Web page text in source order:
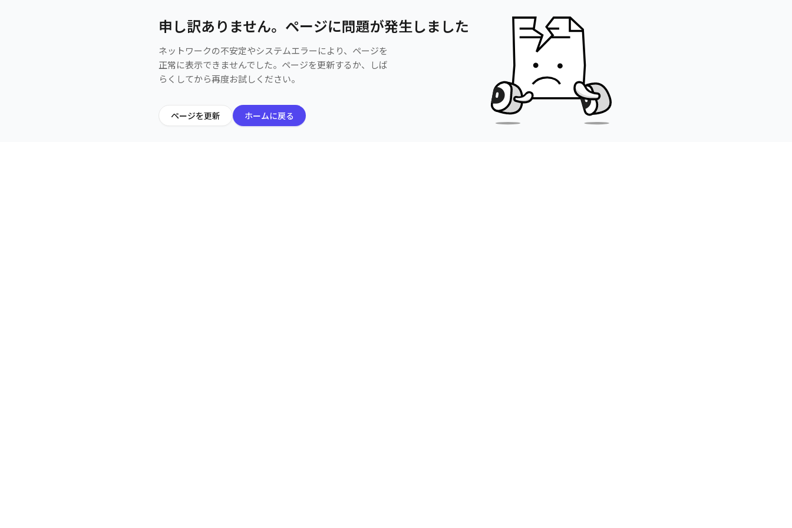
申し訳ありません。ページに問題が発生しました
ネットワークの不安定やシステムエラーにより、ページを
正常に表示できませんでした。ページを更新するか、しば
らくしてから再度お試しください。
ページを更新 ホームに戻る